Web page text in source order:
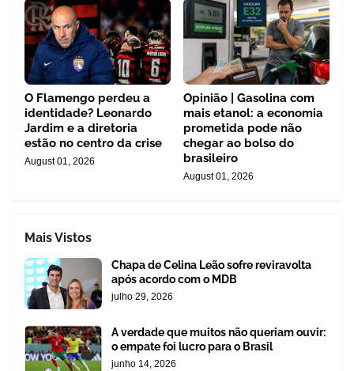
O Flamengo perdeu a
identidade? Leonardo
Jardim e a diretoria
estão no centro da crise
August 01, 2026
Opinião | Gasolina com
mais etanol: a economia
prometida pode não
chegar ao bolso do
brasileiro
August 01, 2026
Mais Vistos
Chapa de Celina Leão sofre reviravolta
após acordo com o MDB
julho 29, 2026
A verdade que muitos não queriam ouvir:
o empate foi lucro para o Brasil
junho 14, 2026